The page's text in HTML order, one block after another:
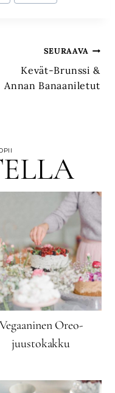
SEURAAVA
Kevät-Brunssi &
Annan Banaaniletut
Vegaaninen Oreo-
juustokakku